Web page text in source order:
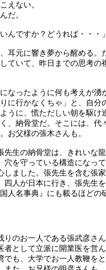
えない。
だ。
んですか？どうれば・・・」
耳元に響き夢から醒める。
ていて、昨日までの思考の
なったように何も考えが湧
りに行かなくちゃ」と、自分
うに、慌ただしい朝を駆け
、納骨堂だ。そこには、代
お父様の張木さんも。
生の納骨堂は、きれいな
穴を守っている構造になって
しました。張先生を含む張
四人が日本に行き、張先生
人名事典』にも載るほどの
のお一人である張武彦さ
者として立派に開業医を営ん
でも、大学でお一人教鞭を